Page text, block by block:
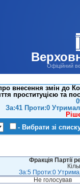
Офіційний
внесення змін до
проституцією та
За:41 Проти:0
- Вибрати зі
Фракція Партії
За:5 Проти:0
Не голосував